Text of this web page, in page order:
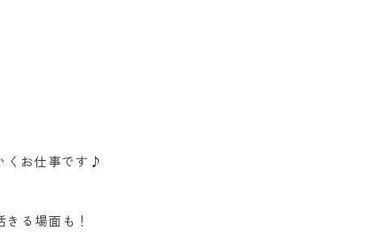
くお仕事です♪
る場面も！